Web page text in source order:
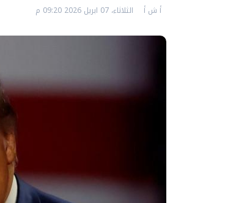
أ ش أ الثلاثاء، 07 ابريل 2026 09:20 م